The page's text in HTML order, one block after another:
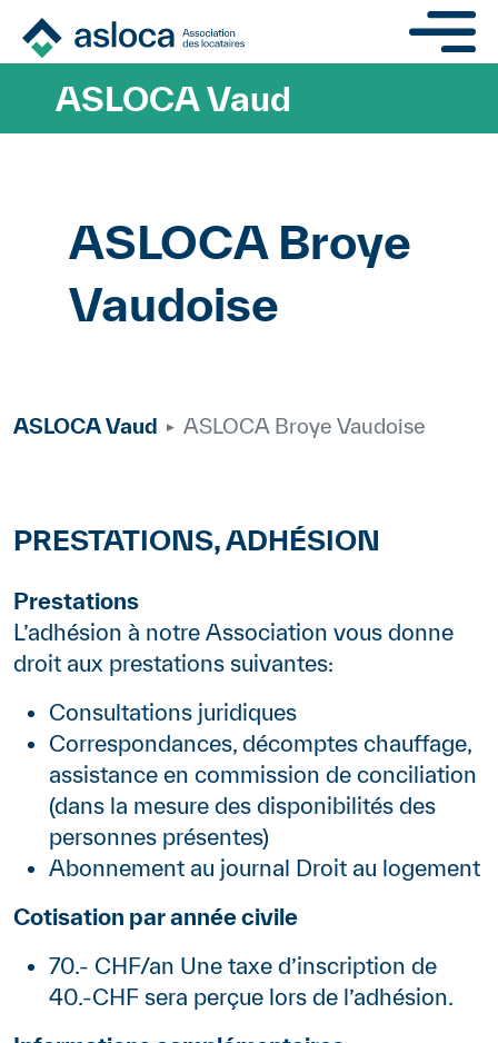
Aller au contenu
ASLOCA Vaud
ASLOCA Broye
Vaudoise
ASLOCA Vaud ASLOCA Broye Vaudoise
Contenu
PRESTATIONS, ADHÉSION
Prestations
L’adhésion à notre Association vous donne
droit aux prestations suivantes:
Consultations juridiques
Correspondances, décomptes chauffage,
assistance en commission de conciliation
(dans la mesure des disponibilités des
personnes présentes)
Abonnement au journal Droit au logement
Cotisation par année civile
70.- CHF/an Une taxe d’inscription de
40.-CHF sera perçue lors de l’adhésion.